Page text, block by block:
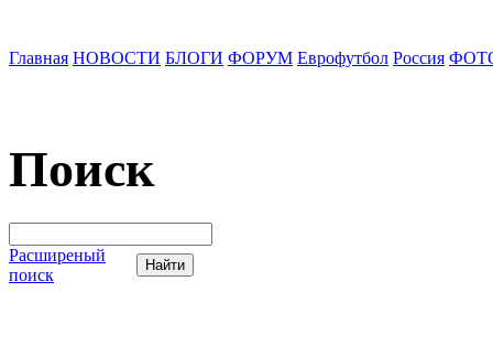
Главная НОВОСТИ БЛОГИ ФОРУМ Еврофутбол Россия
Поиск
Расширеный
поиск